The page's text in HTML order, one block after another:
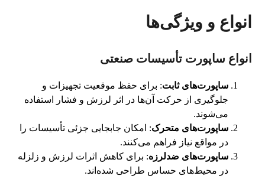
انواع و ویژگی‌ها
انواع ساپورت تأسیسات صنعتی
ساپورت‌های ثابت: برای حفظ موقعیت تجهیزات و
جلوگیری از حرکت آن‌ها در اثر لرزش و فشار استفاده
می‌شوند.
ساپورت‌های متحرک: امکان جابجایی جزئی تأسیسات را
در مواقع نیاز فراهم می‌کنند.
ساپورت‌های ضدلرزه: برای کاهش اثرات لرزش و زلزله
در محیط‌های حساس طراحی شده‌اند.